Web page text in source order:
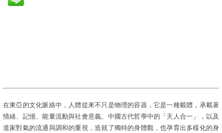
在東亞的文化脈絡中，人體從來不只是物理的容器，它是一種載體，承載著
情緒、記憶、能量流動與社會意義。中國古代哲學中的「天人合一」，以及
道家對氣的流通與調和的重視，造就了獨特的身體觀，也孕育出多樣化的身